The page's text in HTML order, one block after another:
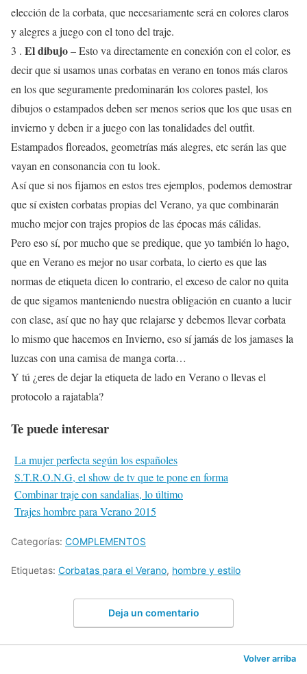
elección de la corbata, que necesariamente será en colores claros
y alegres a juego con el tono del traje.
3 . El dibujo– Esto va directamente en conexión con el color, es
decir que si usamos unas corbatas en verano en tonos más claros
en los que seguramente predominarán los colores pastel, los
dibujos o estampados deben ser menos serios que los que usas en
invierno y deben ir a juego con las tonalidades del outfit.
Estampados floreados, geometrías más alegres, etc serán las que
vayan en consonancia con tu look.
Así que si nos fijamos en estos tres ejemplos, podemos demostrar
que sí existen corbatas propias del Verano, ya que combinarán
mucho mejor con trajes propios de las épocas más cálidas.
Pero eso sí, por mucho que se predique, que yo también lo hago,
que en Verano es mejor no usar corbata, lo cierto es que las
normas de etiqueta dicen lo contrario, el exceso de calor no quita
de que sigamos manteniendo nuestra obligación en cuanto a lucir
con clase, así que no hay que relajarse y debemos llevar corbata
lo mismo que hacemos en Invierno, eso sí jamás de los jamases la
luzcas con una camisa de manga corta…
Y tú ¿eres de dejar la etiqueta de lado en Verano o llevas el
protocolo a rajatabla?
Te puede interesar
La mujer perfecta según los españoles
S.T.R.O.N.G, el show de tv que te pone en forma
Combinar traje con sandalias, lo último
Trajes hombre para Verano 2015
Categorías: COMPLEMENTOS
Etiquetas: Corbatas para el Verano, hombre y estilo
Deja un comentario
Volver arriba